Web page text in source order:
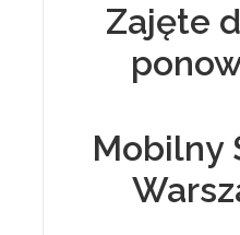
Zajęte
Mobilny